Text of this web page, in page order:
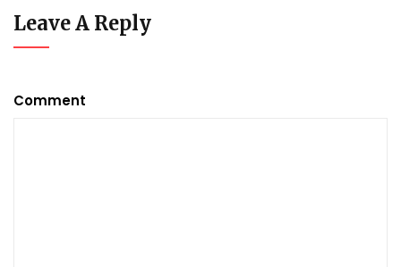
Leave A Reply
Comment